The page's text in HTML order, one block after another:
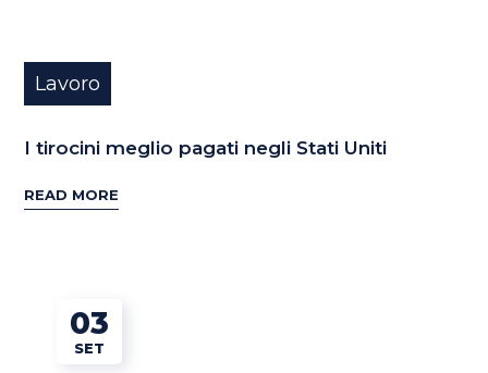
Lavoro
I tirocini meglio pagati negli Stati Uniti
READ MORE
03
SET